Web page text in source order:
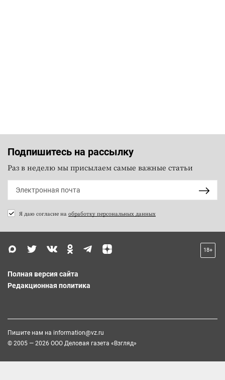
Подпишитесь на рассылку
Раз в неделю мы присылаем самые важные статьи
Я даю согласие на обработку персональных данных
18+
Полная версия сайта
Редакционная политика
Пишите нам на information@vz.ru
© 2005 — 2026 ООО Деловая газета «Взгляд»